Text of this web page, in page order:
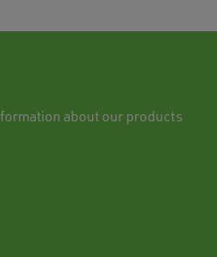
about our products